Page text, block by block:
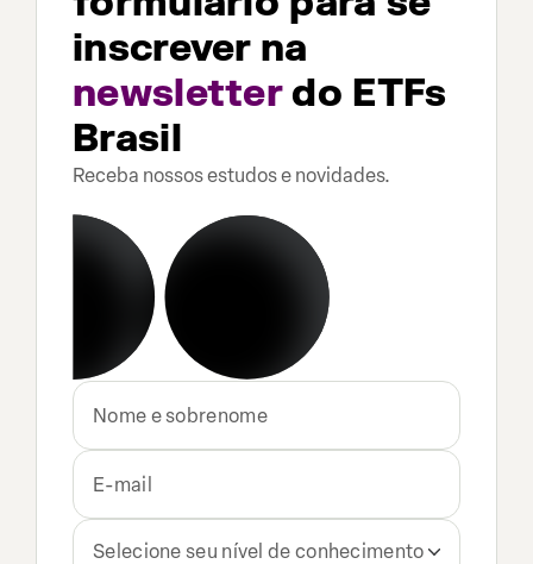
inscrever na
newsletterdo ETFs
Brasil
Receba nossos estudos e novidades.
Selecione seu nível de conhecimento